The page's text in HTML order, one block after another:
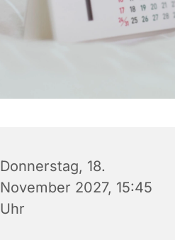
Donnerstag, 18.
November 2027, 15:45
Uhr